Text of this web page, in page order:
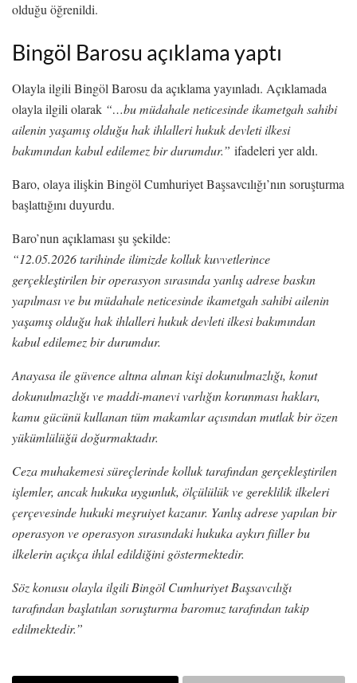
olduğu öğrenildi.
Bingöl Barosu açıklama yaptı
Olayla ilgili Bingöl Barosu da açıklama yayınladı. Açıklamada
olayla ilgili olarak “…bu müdahale neticesinde ikametgah sahibi
ailenin yaşamış olduğu hak ihlalleri hukuk devleti ilkesi
bakımından kabul edilemez bir durumdur.” ifadeleri yer aldı.
Baro, olaya ilişkin Bingöl Cumhuriyet Başsavcılığı’nın soruşturma
başlattığını duyurdu.
Baro’nun açıklaması şu şekilde:
“12.05.2026 tarihinde ilimizde kolluk kuvvetlerince
gerçekleştirilen bir operasyon sırasında yanlış adrese baskın
yapılması ve bu müdahale neticesinde ikametgah sahibi ailenin
yaşamış olduğu hak ihlalleri hukuk devleti ilkesi bakımından
kabul edilemez bir durumdur.
Anayasa ile güvence altına alınan kişi dokunulmazlığı, konut
dokunulmazlığı ve maddi-manevi varlığın korunması hakları,
kamu gücünü kullanan tüm makamlar açısından mutlak bir özen
yükümlülüğü doğurmaktadır.
Ceza muhakemesi süreçlerinde kolluk tarafından gerçekleştirilen
işlemler, ancak hukuka uygunluk, ölçülülük ve gereklilik ilkeleri
çerçevesinde hukuki meşruiyet kazanır. Yanlış adrese yapılan bir
operasyon ve operasyon sırasındaki hukuka aykırı fiiller bu
ilkelerin açıkça ihlal edildiğini göstermektedir.
Söz konusu olayla ilgili Bingöl Cumhuriyet Başsavcılığı
tarafından başlatılan soruşturma baromuz tarafından takip
edilmektedir.”